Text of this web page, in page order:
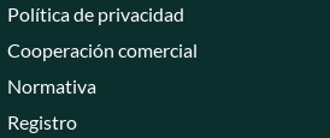
Política de privacidad
Cooperación comercial
Normativa
Registro